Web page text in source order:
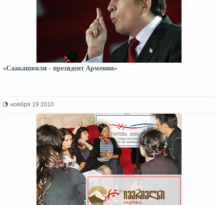
«Саакашвили – президент Армении»
ноября 19 2010